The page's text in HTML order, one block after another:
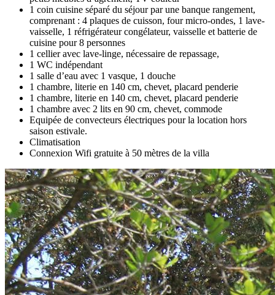
1 coin cuisine séparé du séjour par une banque rangement,
comprenant : 4 plaques de cuisson, four micro-ondes, 1 lave-
vaisselle, 1 réfrigérateur congélateur, vaisselle et batterie de
cuisine pour 8 personnes
1 cellier avec lave-linge, nécessaire de repassage,
1 WC indépendant
1 salle d’eau avec 1 vasque, 1 douche
1 chambre, literie en 140 cm, chevet, placard penderie
1 chambre, literie en 140 cm, chevet, placard penderie
1 chambre avec 2 lits en 90 cm, chevet, commode
Equipée de convecteurs électriques pour la location hors
saison estivale.
Climatisation
Connexion Wifi gratuite à 50 mètres de la villa